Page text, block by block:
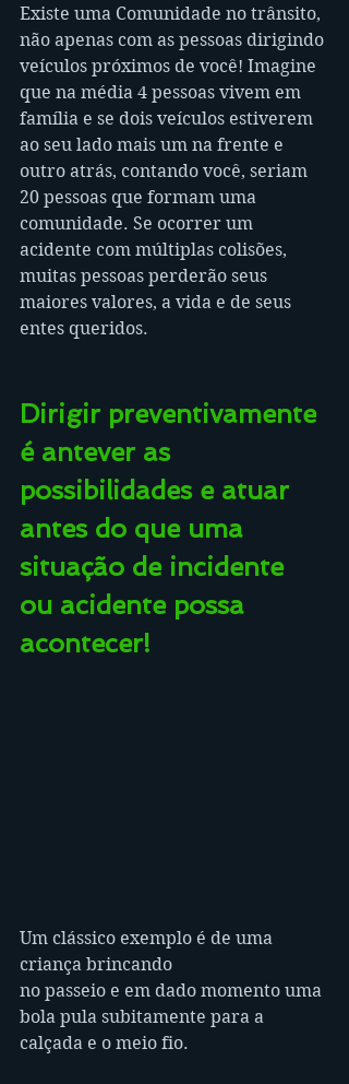
Existe uma Comunidade no trânsito,
não apenas com as pessoas dirigindo
veículos próximos de você! Imagine
que na média 4 pessoas vivem em
família e se dois veículos estiverem
ao seu lado mais um na frente e
outro atrás, contando você, seriam
20 pessoas que formam uma
comunidade. Se ocorrer um
acidente com múltiplas colisões,
muitas pessoas perderão seus
maiores valores, a vida e de seus
entes queridos.
Dirigir preventivamente
é antever as
possibilidades e atuar
antes do que uma
situação de incidente
ou acidente possa
acontecer!
Um clássico exemplo é de uma
criança brincando
no passeio e em dado momento uma
bola pula subitamente para a
calçada e o meio fio.